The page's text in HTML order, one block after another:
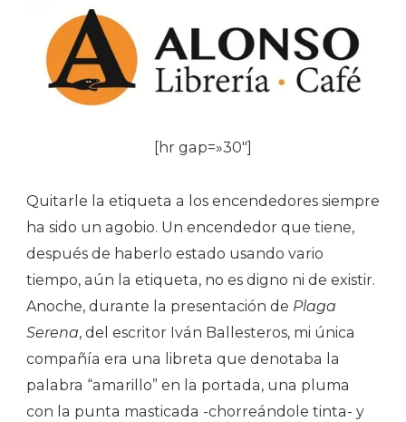
[hr gap=»30″]
Quitarle la etiqueta a los encendedores siempre
ha sido un agobio. Un encendedor que tiene,
después de haberlo estado usando vario
tiempo, aún la etiqueta, no es digno ni de existir.
Anoche, durante la presentación de Plaga
Serena, del escritor Iván Ballesteros, mi única
compañía era una libreta que denotaba la
palabra “amarillo” en la portada, una pluma
con la punta masticada -chorreándole tinta- y